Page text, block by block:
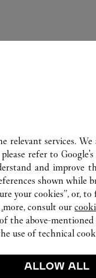
relevant services. We
please refer to
and improve
shown while
your cookies”, or,
more, consult our
the above-mentioned
use of technical
ALLOW ALL